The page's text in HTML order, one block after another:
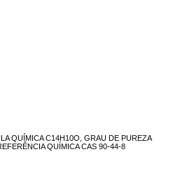
QUÍMICA C14H10O, GRAU DE PUREZA
QUÍMICA CAS 90-44-8